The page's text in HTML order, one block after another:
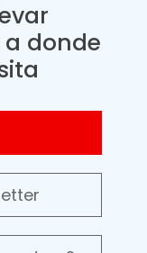
donde